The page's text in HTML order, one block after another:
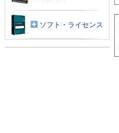
ソフト・ライセンス